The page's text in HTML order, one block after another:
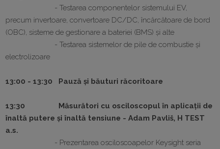
- Testarea componentelor sistemului EV,
precum invertoare, convertoare DC/DC, încărcătoare de bord
(OBC), sisteme de gestionare a bateriei (BMS) și alte
- Testarea sistemelor de pile de combustie și
electrolizoare
13:00 - 13:30 Pauză și băuturi răcoritoare
13:30 Măsurători cu osciloscopul în aplicații de
înaltă putere și înaltă tensiune - Adam Pavliš, H TEST
a.s.
- Prezentarea osciloscoapelor Keysight seria